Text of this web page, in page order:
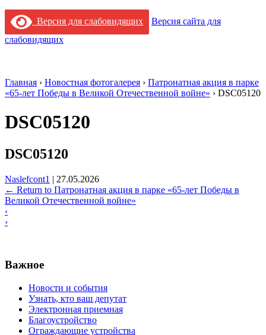
Версия для слабовидящих
Версия сайта для
слабовидящих
Главная › Новостная фотогалерея › Патронатная акция в парке
«65‑лет Победы в Великой Отечественной войне» › DSC05120
DSC05120
DSC05120
Naslefcont1 | 27.05.2026
← Return to Патронатная акция в парке «65‑лет Победы в
Великой Отечественной войне»
‹
›
Важное
Новости и события
Узнать, кто ваш депутат
Электронная приемная
Благоустройство
Ограждающие устройства